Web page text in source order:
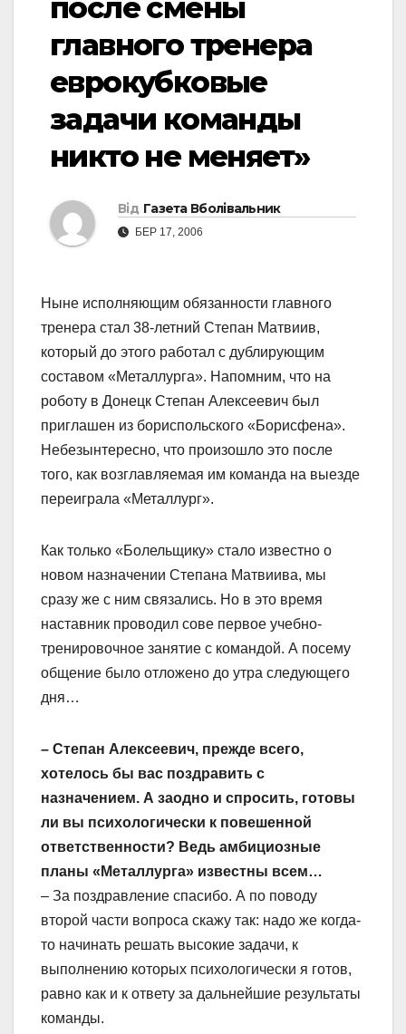
после смены
главного тренера
еврокубковые
задачи команды
никто не меняет»
Від Газета Вболівальник
БЕР 17, 2006
Ныне исполняющим обязанности главного
тренера стал 38-летний Степан Матвиив,
который до этого работал с дублирующим
составом «Металлурга». Напомним, что на
роботу в Донецк Степан Алексеевич был
приглашен из бориспольского «Борисфена».
Небезынтересно, что произошло это после
того, как возглавляемая им команда на выезде
переиграла «Металлург».
Как только «Болельщику» стало известно о
новом назначении Степана Матвиива, мы
сразу же с ним связались. Но в это время
наставник проводил сове первое учебно-
тренировочное занятие с командой. А посему
общение было отложено до утра следующего
дня…
– Степан Алексеевич, прежде всего,
хотелось бы вас поздравить с
назначением. А заодно и спросить, готовы
ли вы психологически к повешенной
ответственности? Ведь амбициозные
планы «Металлурга» известны всем…
– За поздравление спасибо. А по поводу
второй части вопроса скажу так: надо же когда-
то начинать решать высокие задачи, к
выполнению которых психологически я готов,
равно как и к ответу за дальнейшие результаты
команды.